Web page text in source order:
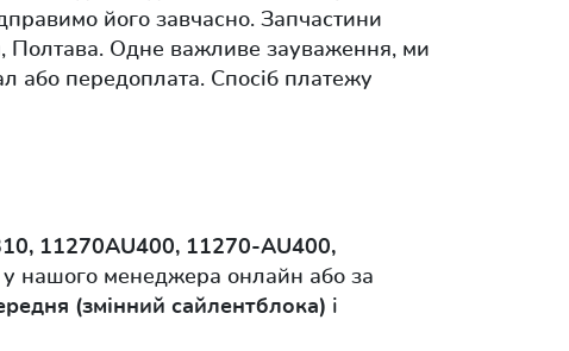
його завчасно. Запчастини
Полтава. Одне важливе зауваження, ми
або передоплата. Спосіб платежу
11270AU400, 11270-AU400,
нашого менеджера онлайн або за
(змінний сайлентблока) і